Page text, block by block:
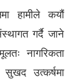
हामीले कयौं
गर्दै जाने
नागरिकता
सुखद उत्कर्षमा